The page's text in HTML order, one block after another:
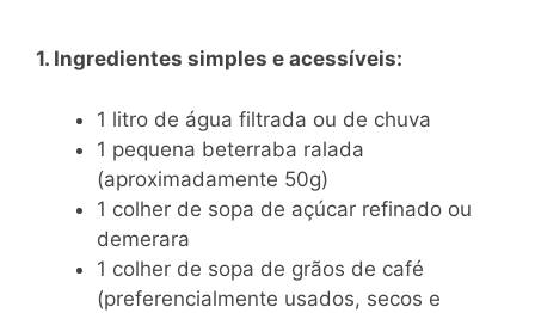
1. Ingredientes simples e acessíveis:
1 litro de água filtrada ou de chuva
1 pequena beterraba ralada
(aproximadamente 50g)
1 colher de sopa de açúcar refinado ou
demerara
1 colher de sopa de grãos de café
(preferencialmente usados, secos e